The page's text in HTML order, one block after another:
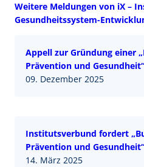
Weitere Meldungen von iX –
Gesundheitssystem-
Appell zur Gründung einer
Prävention und Gesundheit“
09. Dezember 2025
Institutsverbund fordert
Prävention und Gesundheit“ ­
14. März 2025